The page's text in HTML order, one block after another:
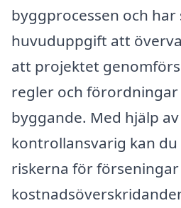
byggprocessen och har
huvuduppgift att
att projektet
regler och
byggande. Med hjälp
kontrollansvarig kan
riskerna för förseningar